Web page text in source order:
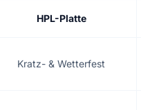
HPL-Platte
Kratz- & Wetterfest